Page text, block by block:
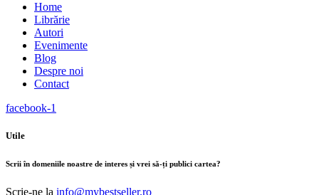
Home
Librărie
Autori
Evenimente
Blog
Despre noi
Contact
facebook-1
Utile
Scrii în domeniile noastre de interes și vrei să-ți publici cartea?
Scrie-ne la info@mybestseller.ro